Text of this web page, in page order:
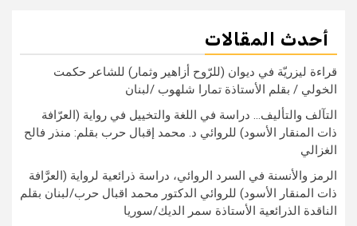
أحدث المقالات
قراءة ليزريّة في ديوان (للرّوح أزاهير وثمار) للشاعر حكمت
الخولي / بقلم الأستاذة تمارا شلهوب /لبنان
التآلف والتأليف… دراسة في اللغة والتخييل في رواية (العرّافة
ذات المنقار الأسود) للروائي د. محمد إقبال حرب بقلم: منذر فالح
الغزالي
الرمز والأنسنة في السرد الروائي، دراسة ذرائعية لرواية (العرَّافة
ذات المنقار الأسود) للروائي الدكتور محمد اقبال حرب/لبنان بقلم
الناقدة الذرائعية الأستاذة سمر الديك/سوريا